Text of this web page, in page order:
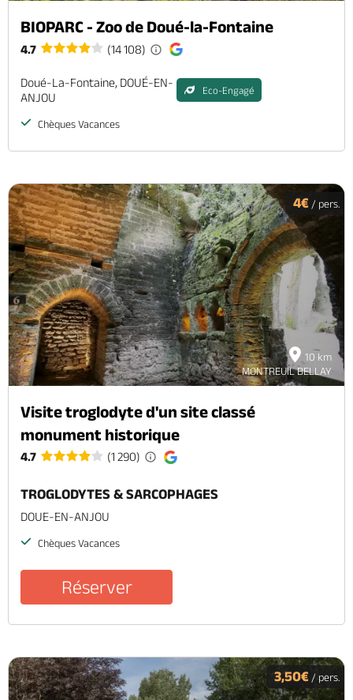
BIOPARC - Zoo de Doué-la-Fontaine
4.7 (14 108)
Doué-La-Fontaine, DOUÉ-EN-
ANJOU
Eco-Engagé
Chèques Vacances
10 km
MONTREUIL BELLAY
4€ / pers.
Visite troglodyte d'un site classé
monument historique
4.7 (1 290)
TROGLODYTES & SARCOPHAGES
DOUE-EN-ANJOU
Chèques Vacances
Réserver
3,50€ / pers.